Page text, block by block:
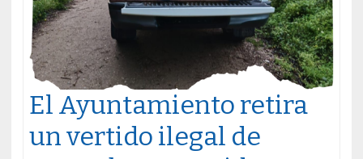
El Ayuntamiento retira
un vertido ilegal de